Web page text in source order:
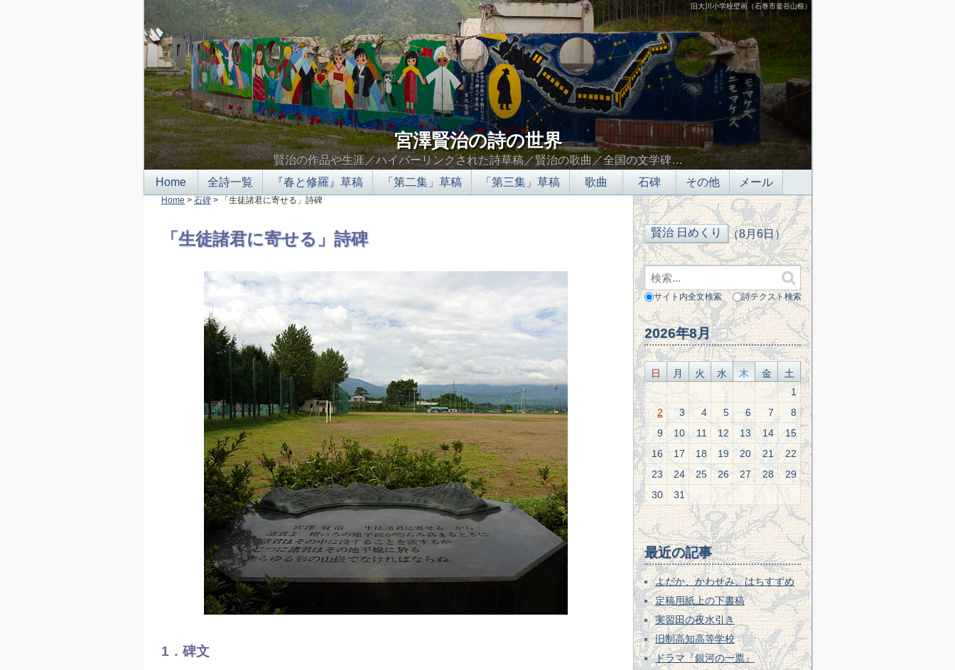
旧大川小学校壁画（石巻市釜谷山根）
宮澤賢治の詩の世界
賢治の作品や生涯／ハイパーリンクされた詩草稿／賢治の歌曲／全国の文学碑…
Home
全詩一覧 『春と修羅』草稿 「第二集」草稿 「第三集」草稿 歌曲 石碑 その他 メール
Home > 石碑 > 「生徒諸君に寄せる」詩碑
「生徒諸君に寄せる」詩碑
1．碑文
（8月6日）
サイト内全文検索 詩テクスト検索
2026年8月
日 月 火 水 木 金
土
1
2
3 4 5 6 7
8
9
10 11 12 13 14
15
16
17 18 19 20 21
22
23
24 25 26 27 28
29
30
31
最近の記事
よだか、かわせみ、はちすずめ
定稿用紙上の下書稿
実習田の夜水引き
旧制高知高等学校
ドラマ『銀河の一票』